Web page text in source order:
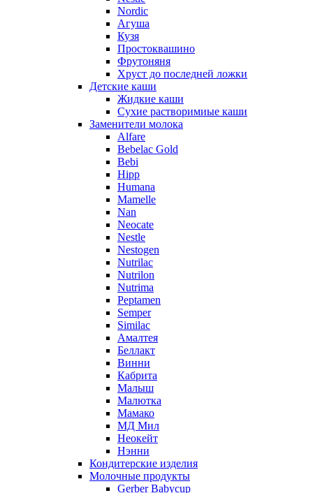
Nordic
Агуша
Кузя
Простоквашино
Фрутоняня
Хруст до последней ложки
Детские каши
Жидкие каши
Сухие растворимиые каши
Заменители молока
Alfare
Bebelac Gold
Bebi
Hipp
Humana
Mamelle
Nan
Neocate
Nestle
Nestogen
Nutrilac
Nutrilon
Nutrima
Peptamen
Semper
Similac
Амалтея
Беллакт
Винни
Кабрита
Малыш
Малютка
Мамако
МД Мил
Неокейт
Нэнни
Кондитерские изделия
Молочные продукты
Gerber Babycup